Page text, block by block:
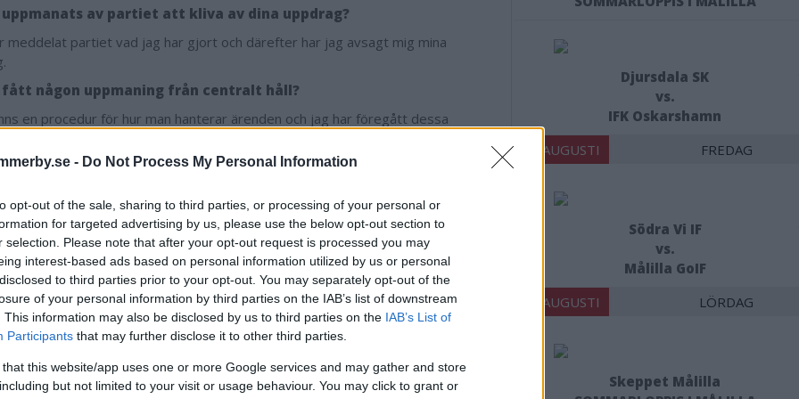
- Do Not Process My Personal Information
opt-out of the sale, sharing to third parties, or processing of your personal or
for targeted advertising by us, please use the below opt-out section to
selection. Please note that after your opt-out request is processed you may
interest-based ads based on personal information utilized by us or personal
to third parties prior to your opt-out. You may separately opt-out of the
of your personal information by third parties on the IAB’s list of downstream
This information may also be disclosed by us to third parties on the IAB’s List of
Participants that may further disclose it to other third parties.
that this website/app uses one or more Google services and may gather and store
but not limited to your visit or usage behaviour. You may click to grant or
uppmanats av partiet att kliva av dina uppdrag?
meddelat partiet vad jag har gjort och därefter har jag avsagt mig mina
fått någon uppmaning från centralt håll?
en procedur för hur man hanterar ärenden och jag har föregått dessa
du själv berätta om vad som hände?
samtalet.
"Inte bra i alla fall"
är ordförande för SD Vimmerby och säger så här om den uppkomna
meddelat vad som har inträffat och har valt att avstå kandidatur.
Djursdala SK
vs.
IFK Oskarshamn
14 AUGUSTI FREDAG
Södra Vi IF
vs.
Målilla GoIF
15 AUGUSTI LÖRDAG
Skeppet Målilla